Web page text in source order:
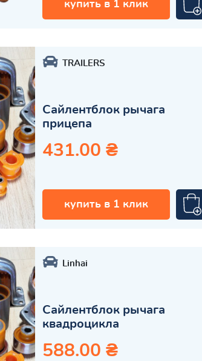
купить в 1 клик
TRAILERS
Сайлентблок рычага
прицепа
431.00 ₴
купить в 1 клик
Linhai
Сайлентблок рычага
квадроцикла
588.00 ₴